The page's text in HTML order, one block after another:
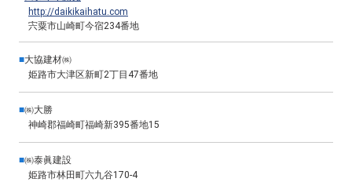
http://daikikaihatu.com
宍粟市山崎町今宿234番地
■大協建材㈱
姫路市大津区新町2丁目47番地
■㈱大勝
神崎郡福崎町福崎新395番地15
■㈱泰眞建設
姫路市林田町六九谷170-4